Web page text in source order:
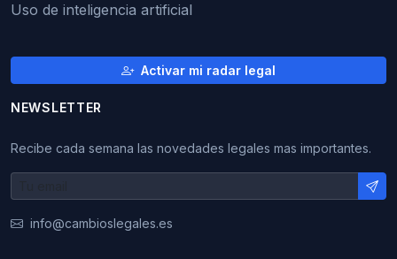
Uso de inteligencia artificial
Activar mi radar legal
NEWSLETTER
Recibe cada semana las novedades legales mas importantes.
info@cambioslegales.es